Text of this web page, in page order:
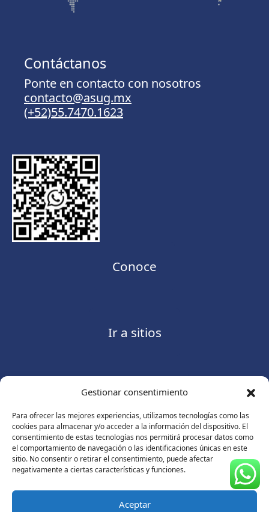
Gestionar consentimiento
Para ofrecer las mejores experiencias, utilizamos tecnologías como las
cookies para almacenar y/o acceder a la información del dispositivo. El
consentimiento de estas tecnologías nos permitirá procesar datos como
el comportamiento de navegación o las identificaciones únicas en este
sitio. No consentir o retirar el consentimiento, puede afectar
negativamente a ciertas características y funciones.
Aceptar
Contáctanos
Ponte en contacto con nosotros
contacto@asug.mx
(+52)55.7470.1623
Conoce
Ir a sitios
Contáctanos
Consulte nuestroAviso de privacidad
© Copyright 2026 ASUGMEX. Todos los derechos
reservados.